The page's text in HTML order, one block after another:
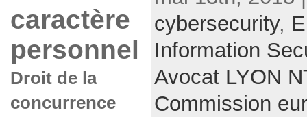
caractère
personnel
Droit de la
concurrence
cybersecurity,
Information
Avocat LYON
Commission